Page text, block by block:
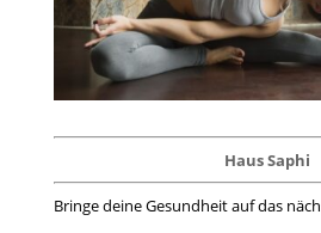
Haus Saphi
Bringe deine Gesundheit auf das